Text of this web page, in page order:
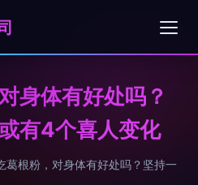
身体有好处吗？
有4个喜人变化
葛根粉，对身体有好处吗？坚持一